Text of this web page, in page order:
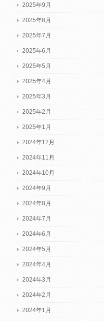
2025年9月
2025年8月
2025年7月
2025年6月
2025年5月
2025年4月
2025年3月
2025年2月
2025年1月
2024年12月
2024年11月
2024年10月
2024年9月
2024年8月
2024年7月
2024年6月
2024年5月
2024年4月
2024年3月
2024年2月
2024年1月